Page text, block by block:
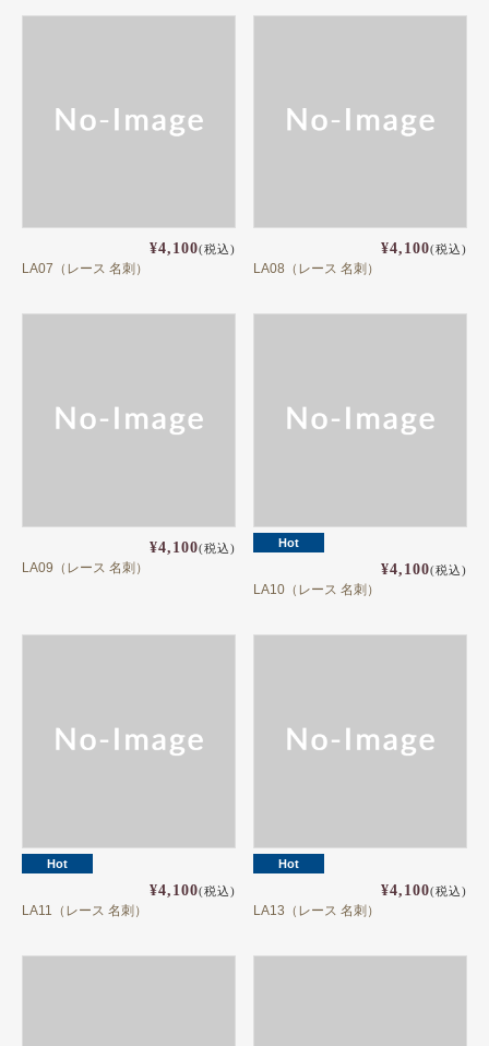
¥4,100(税込)
LA07（レース 名刺）
¥4,100(税込)
LA08（レース 名刺）
¥4,100(税込)
LA09（レース 名刺）
Hot
¥4,100(税込)
LA10（レース 名刺）
Hot
¥4,100(税込)
LA11（レース 名刺）
Hot
¥4,100(税込)
LA13（レース 名刺）